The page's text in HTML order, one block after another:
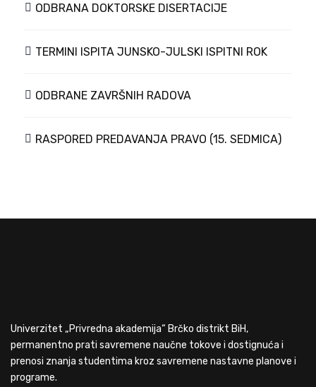
ODBRANA DOKTORSKE DISERTACIJE
TERMINI ISPITA JUNSKO-JULSKI ISPITNI ROK
ODBRANE ZAVRŠNIH RADOVA
RASPORED PREDAVANJA PRAVO (15. SEDMICA)
Univerzitet „Privredna akademija“ Brčko distrikt BiH,
permanentno prati savremene naučne tokove i dostignuća i
prenosi znanja studentima kroz savremene nastavne planove i
programe.